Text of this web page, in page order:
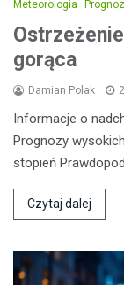
Meteorologia
gorąca
Damian Polak
Informacje o
Prognozy
stopień
Czytaj dalej